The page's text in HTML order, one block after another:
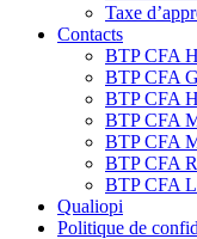
Taxe
Contacts
BTP CFA
BTP CFA
BTP CFA
BTP CFA
BTP CFA
BTP CFA
BTP CFA
Qualiopi
Politique de